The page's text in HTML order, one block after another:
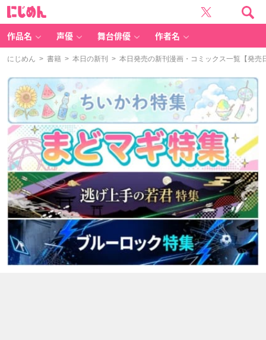
作品名 声優 舞台俳優 作者名
にじめん > 書籍 > 本日の新刊 > 本日発売の新刊漫画・コミックス一覧【発売